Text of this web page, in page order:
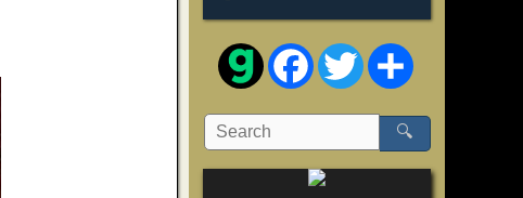
FacebookTwitter
🔍